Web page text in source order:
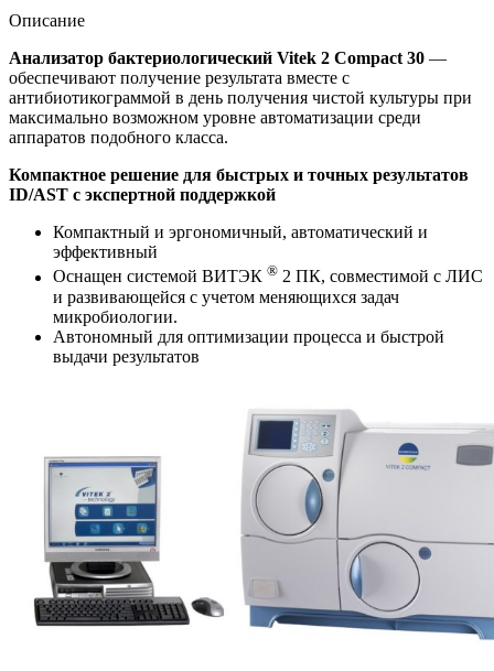
Описание
Анализатор бактериологический Vitek 2 Compact 30 —
обеспечивают получение результата вместе с
антибиотикограммой в день получения чистой культуры при
максимально возможном уровне автоматизации среди
аппаратов подобного класса.
Компактное решение для быстрых и точных результатов
ID/AST с экспертной поддержкой
Компактный и эргономичный, автоматический и
эффективный
Оснащен системой ВИТЭК ® 2 ПК, совместимой с ЛИС
и развивающейся с учетом меняющихся задач
микробиологии.
Автономный для оптимизации процесса и быстрой
выдачи результатов